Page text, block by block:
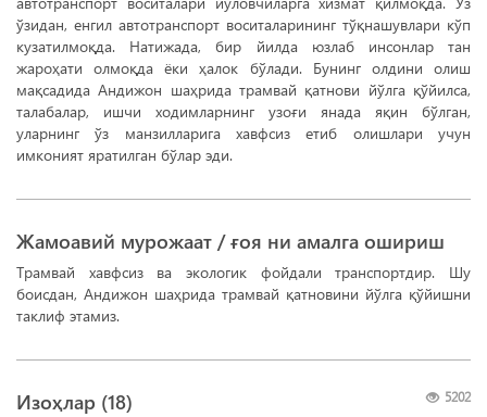
ўзидан, енгил автотранспорт воситаларининг тўқнашувлари кўп
кузатилмоқда. Натижада, бир йилда юзлаб инсонлар тан
жароҳати олмоқда ёки ҳалок бўлади. Бунинг олдини олиш
мақсадида Андижон шаҳрида трамвай қатнови йўлга қўйилса,
талабалар, ишчи ходимларнинг узоғи янада яқин бўлган,
уларнинг ўз манзилларига хавфсиз етиб олишлари учун
имконият яратилган бўлар эди.
Жамоавий мурожаат / ғоя ни амалга ошириш
Трамвай хавфсиз ва экологик фойдали транспортдир. Шу
боисдан, Андижон шаҳрида трамвай қатновини йўлга қўйишни
таклиф этамиз.
5202
Изоҳлар (18)